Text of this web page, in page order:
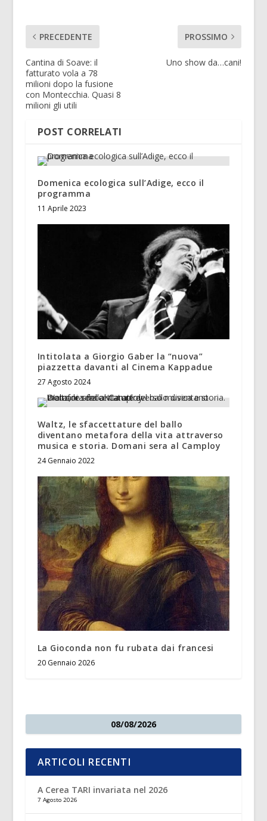
PRECEDENTE
Cantina di Soave: il
fatturato vola a 78
milioni dopo la fusione
con Montecchia. Quasi 8
milioni gli utili
PROSSIMO
Uno show da…cani!
POST CORRELATI
Domenica ecologica sull’Adige, ecco il
programma
11 Aprile 2023
Intitolata a Giorgio Gaber la “nuova”
piazzetta davanti al Cinema Kappadue
27 Agosto 2024
Waltz, le sfaccettature del ballo
diventano metafora della vita attraverso
musica e storia. Domani sera al Camploy
24 Gennaio 2022
La Gioconda non fu rubata dai francesi
20 Gennaio 2026
08/08/2026
ARTICOLI RECENTI
A Cerea TARI invariata nel 2026
7 Agosto 2026